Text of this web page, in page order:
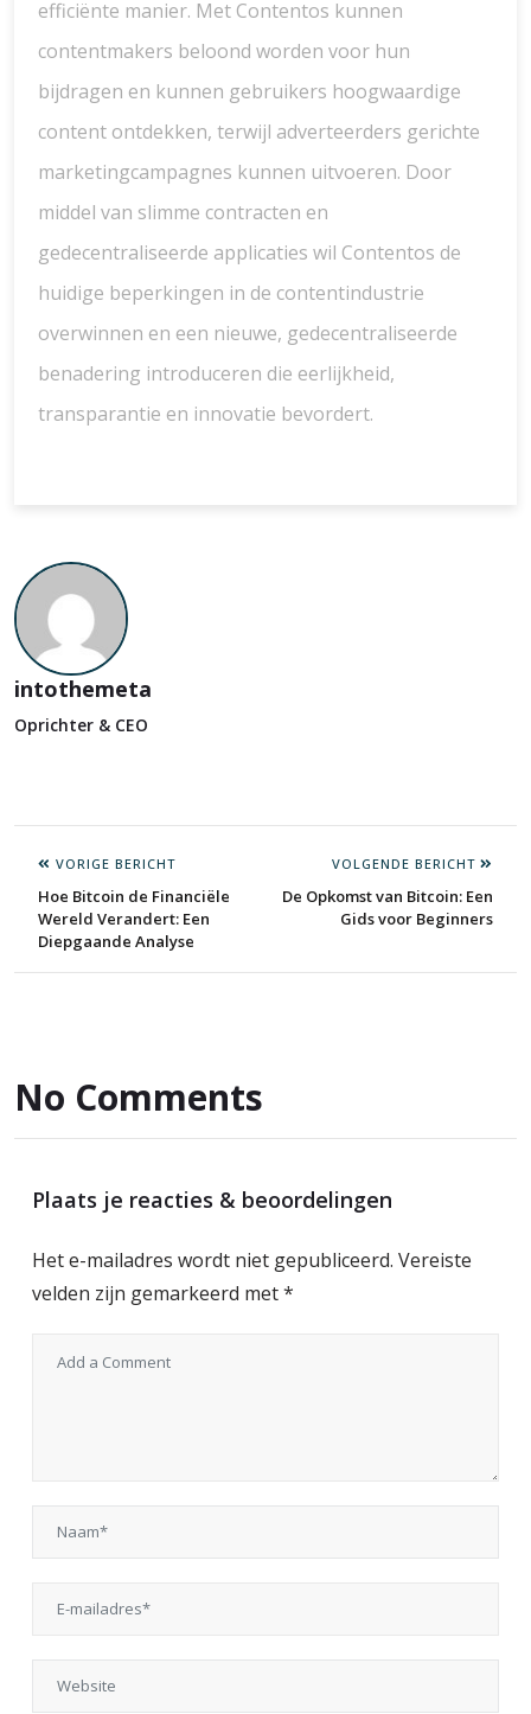
efficiënte manier. Met Contentos kunnen
contentmakers beloond worden voor hun
bijdragen en kunnen gebruikers hoogwaardige
content ontdekken, terwijl adverteerders gerichte
marketingcampagnes kunnen uitvoeren. Door
middel van slimme contracten en
gedecentraliseerde applicaties wil Contentos de
huidige beperkingen in de contentindustrie
overwinnen en een nieuwe, gedecentraliseerde
benadering introduceren die eerlijkheid,
transparantie en innovatie bevordert.
intothemeta
Oprichter & CEO
VORIGE BERICHT
Hoe Bitcoin de Financiële
Wereld Verandert: Een
Diepgaande Analyse
VOLGENDE BERICHT
De Opkomst van Bitcoin: Een
Gids voor Beginners
No Comments
Plaats je reacties & beoordelingen
Het e-mailadres wordt niet gepubliceerd. Vereiste
velden zijn gemarkeerd met*